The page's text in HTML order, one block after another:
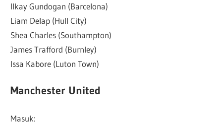
Ilkay Gundogan (Barcelona)
Liam Delap (Hull City)
Shea Charles (Southampton)
James Trafford (Burnley)
Issa Kabore (Luton Town)
Manchester United
Masuk: